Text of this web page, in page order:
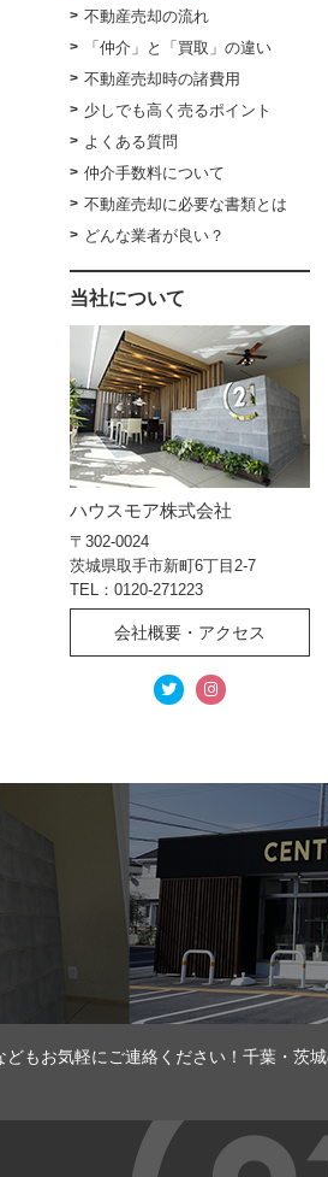
不動産売却の流れ
「仲介」と「買取」の違い
不動産売却時の諸費用
少しでも高く売るポイント
よくある質問
仲介手数料について
不動産売却に必要な書類とは
どんな業者が良い？
当社について
ハウスモア株式会社
〒302-0024
茨城県取手市新町6丁目2-7
TEL：0120-271223
会社概要・アクセス
もお気軽にご連絡ください！千葉・茨